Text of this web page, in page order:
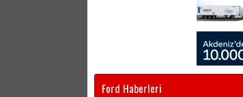
Ford Haberleri